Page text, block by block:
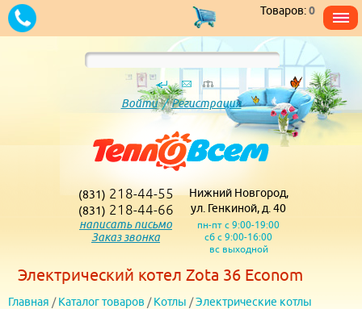
Товаров:0
Войти/Регистрация
(831) 218-44-55
(831) 218-44-66
написать письмо
Заказ звонка
Нижний Новгород,
ул. Генкиной, д. 40
пн-пт с 9:00-19:00
сб с 9:00-16:00
вс выходной
Электрический котел Zota 36 Econom
Главная / Каталог товаров / Котлы /Электрические котлы